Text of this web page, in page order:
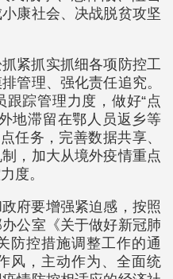
康社会、决战脱贫攻坚
紧抓实抓细各项防控工
管理、强化责任追究。
踪管理力度，做好“点
地滞留在鄂人员返乡等
任务，完善数据共享、
，加大从境外疫情重点
度。
府要增强紧迫感，按照
公室《关于做好新冠肺
防控措施调整工作的通
风，主动作为、全面统